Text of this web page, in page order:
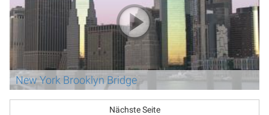
New York Brooklyn Bridge
Nächste Seite